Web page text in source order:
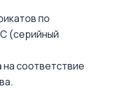
по
(серийный
соответствие